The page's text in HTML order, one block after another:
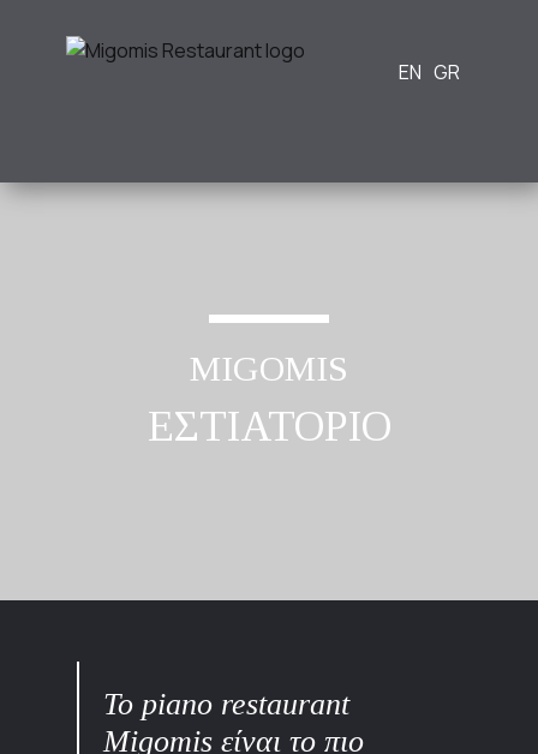
MIGOMIS
ΕΣΤΙΑΤΟΡΙΟ
​Το piano restaurant
Migomis είναι το πιο